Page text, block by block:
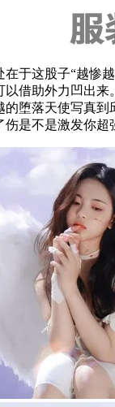
于这股子“越惨越
以借助外力凹出来
堕落天使写真到
是不是激发你超